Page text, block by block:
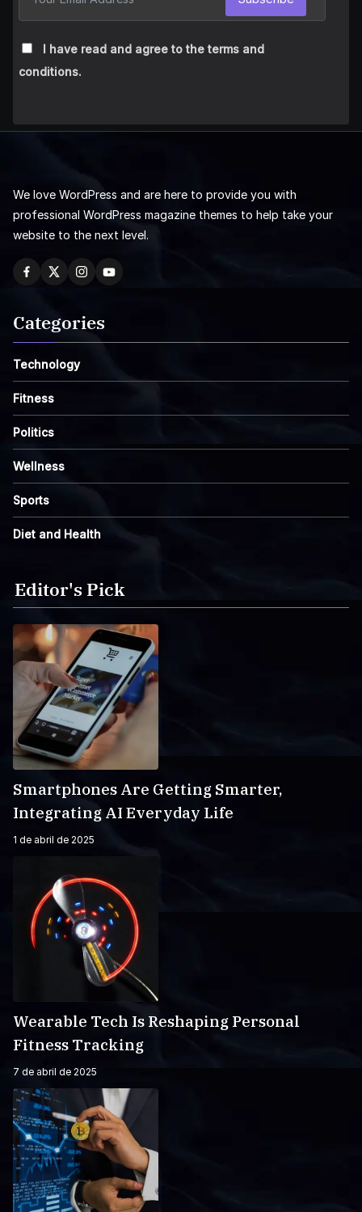
I have read and agree to the terms and
conditions.
We love WordPress and are here to provide you with
professional WordPress magazine themes to help take your
website to the next level.
Categories
Technology
Fitness
Politics
Wellness
Sports
Diet and Health
Editor's Pick
Smartphones Are Getting Smarter,
Integrating AI Everyday Life
1 de abril de 2025
Wearable Tech Is Reshaping Personal
Fitness Tracking
7 de abril de 2025